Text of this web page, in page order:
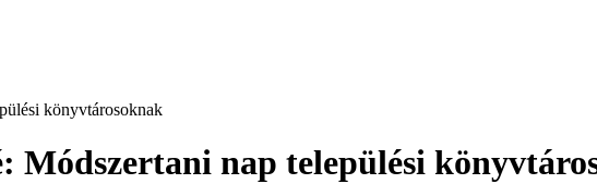
könyvtárosoknak
Módszertani nap települési